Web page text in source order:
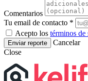
Comentarios
Tu email de contacto *
Acepto los términos de
Enviar reporte
Cancelar
Close